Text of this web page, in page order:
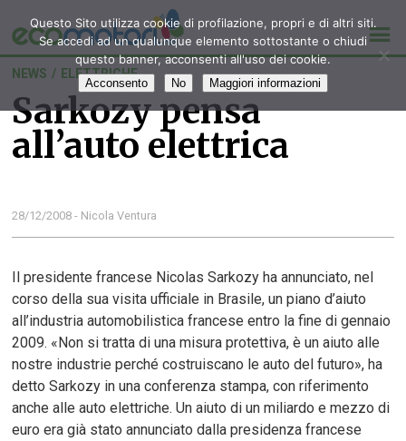
NEWS / ELETTRICHE
Sarkozy pensa
all’auto elettrica
28/12/2008 - Nicola Ventura
Il presidente francese Nicolas Sarkozy ha annunciato, nel
corso della sua visita ufficiale in Brasile, un piano d’aiuto
all’industria automobilistica francese entro la fine di gennaio
2009. «Non si tratta di una misura protettiva, è un aiuto alle
nostre industrie perché costruiscano le auto del futuro», ha
detto Sarkozy in una conferenza stampa, con riferimento
anche alle auto elettriche. Un aiuto di un miliardo e mezzo di
euro era già stato annunciato dalla presidenza francese
Questo Sito utilizza cookie di profilazione, propri e di altri siti.
Se accedi ad un qualunque elemento sottostante o chiudi
questo banner, acconsenti all'uso dei cookie.
Acconsento No Maggiori informazioni